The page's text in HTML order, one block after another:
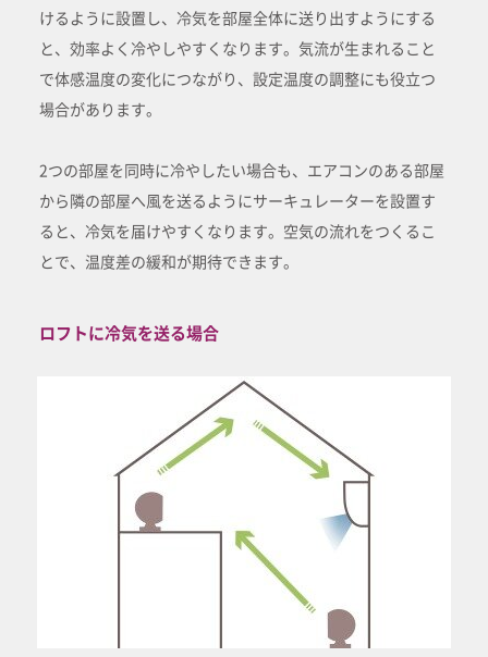
けるように設置し、冷気を部屋全体に送り出すようにする
と、効率よく冷やしやすくなります。気流が生まれること
で体感温度の変化につながり、設定温度の調整にも役立つ
場合があります。
2つの部屋を同時に冷やしたい場合も、エアコンのある部屋
から隣の部屋へ風を送るようにサーキュレーターを設置す
ると、冷気を届けやすくなります。空気の流れをつくるこ
とで、温度差の緩和が期待できます。
ロフトに冷気を送る場合